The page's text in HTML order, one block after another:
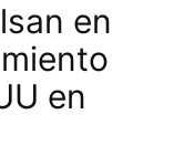
en
en